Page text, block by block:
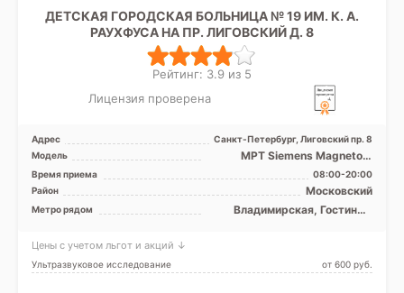
ДЕТСКАЯ ГОРОДСКАЯ БОЛЬНИЦА № 19 ИМ. К. А.
РАУХФУСА НА ПР. ЛИГОВСКИЙ Д. 8
Рейтинг: 3.9 из 5
Лицензия проверена
Адрес
Санкт-Петербург, Лиговский пр. 8
Модель
МРТ Siemens Magnetom
Essenza 1,5T закрытый тип,
КТ Siemens Somatom Emo ...
Время приема
08:00-20:00
Район
Московский
Метро рядом
Владимирская, Гостиный
ворота, Невский проспект,
Обводный канал, Площадь
Цены с учетом льгот и акций ↓
Ультразвуковое исследование от 600 pуб.